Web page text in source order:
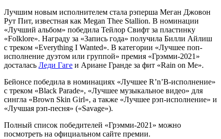
Лучшим новым исполнителем стала рэперша Меган Джовон
Рут Пит, известная как Megan Thee Stallion. В номинации
«Лучший альбом» победила Тейлор Свифт за пластинку
«Folklore». Награду за «Запись года» получила Билли Айлиш
с треком «Everything I Wanted». В категории «Лучшее поп-
исполнение дуэтом или группой» премия «Грэмми-2021»
досталась Леди Гаге и Ариане Гранде за фит «Rain on Me».
Бейонсе победила в номинациях «Лучшее R’n’B-исполнение»
с треком «Black Parade», «Лучшее музыкальное видео» для
сингла «Brown Skin Girl», а также «Лучшее рэп-исполнение» и
«Лучшая рэп-песня» («Savage»).
Полный список победителей «Грэмми-2021» можно
посмотреть на официальном сайте премии.